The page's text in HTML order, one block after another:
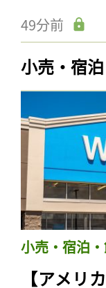
49分前
小売・宿
小売・宿泊
【アメリ